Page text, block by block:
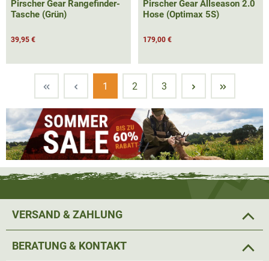
Pirscher Gear Rangefinder-
Tasche (Grün)
39,95 €
Pirscher Gear Allseason 2.0
Hose (Optimax 5S)
179,00 €
Seite
1 Seite
2 Seite
3
VERSAND & ZAHLUNG
BERATUNG & KONTAKT